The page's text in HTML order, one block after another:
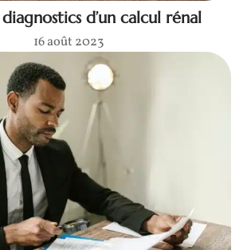
d’un calcul rénal
16 août 2023